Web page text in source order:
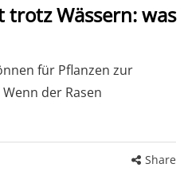
trotz Wässern: was
für Pflanzen zur
der Rasen
Share